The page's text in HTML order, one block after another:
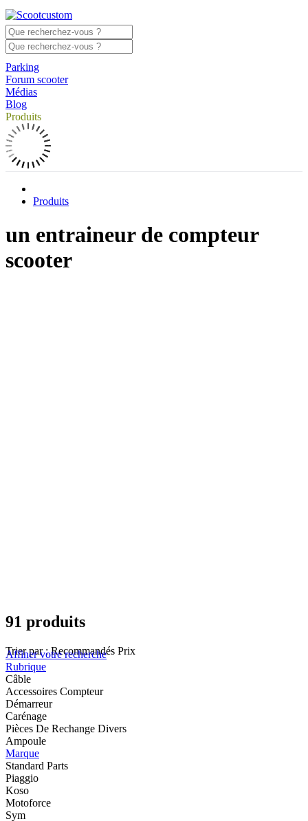
Parking
Forum scooter
Médias
Blog
Produits
Produits
un entraineur de compteur
scooter
91 produits
Trier par : Recommandés Prix
Affiner votre recherche
Rubrique
Câble
Accessoires Compteur
Démarreur
Carénage
Pièces De Rechange Divers
Ampoule
Marque
Standard Parts
Piaggio
Koso
Motoforce
Sym